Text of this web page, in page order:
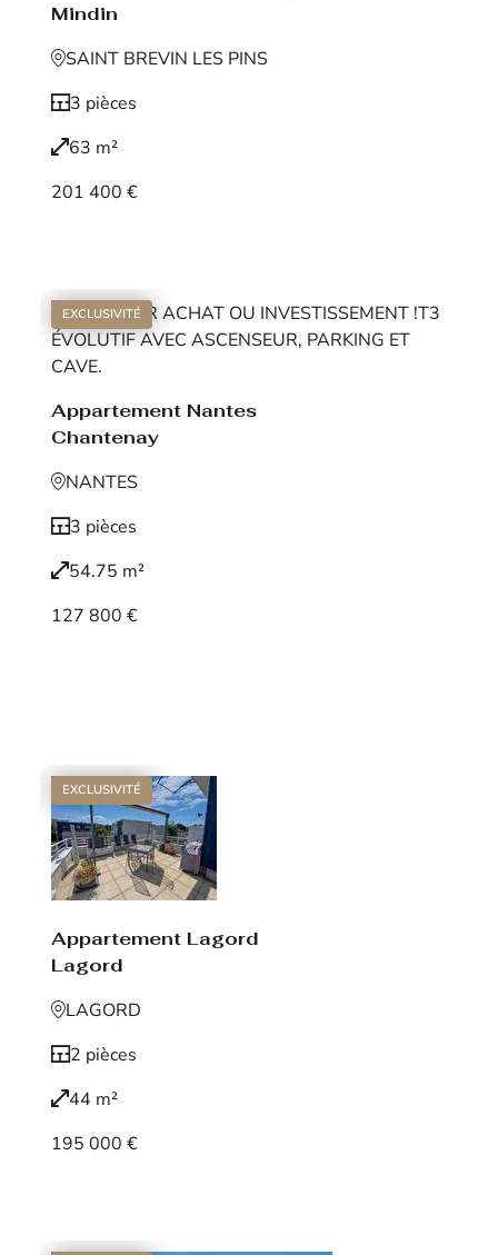
Mindin
SAINT BREVIN LES PINS
3 pièces
63 m²
201 400 €
EXCLUSIVITÉ
Appartement Nantes
Chantenay
NANTES
3 pièces
54.75 m²
127 800 €
EXCLUSIVITÉ
Appartement Lagord
Lagord
LAGORD
2 pièces
44 m²
195 000 €